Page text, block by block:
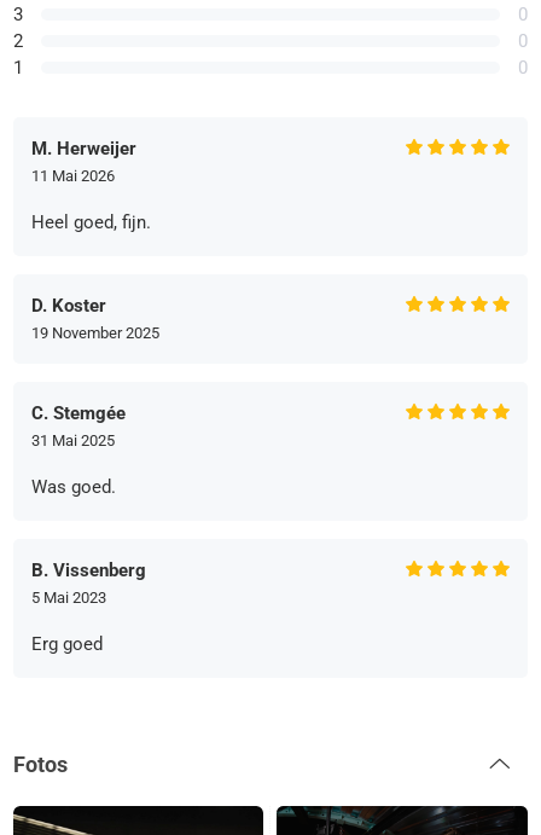
3
2
1
0
0
0
M. Herweijer
11 Mai 2026
Heel goed, fijn.
D. Koster
19 November 2025
C. Stemgée
31 Mai 2025
Was goed.
B. Vissenberg
5 Mai 2023
Erg goed
Fotos